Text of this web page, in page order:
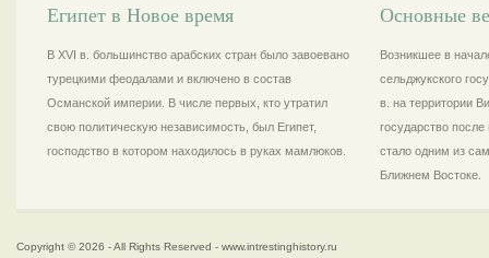
Египет в Новое время
В XVI в. большинство арабских стран было завоевано
турецкими феодалами и включено в состав
Османской империи. В числе первых, кто утратил
свою политическую независимость, был Египет,
господство в котором находилось в руках мамлюков.
Основные
Возникшее в
сельджукского
в. на территории
государство после
стало одним из
Ближнем Востоке.
Copyright © 2026 - All Rights Reserved - www.intrestinghistory.ru